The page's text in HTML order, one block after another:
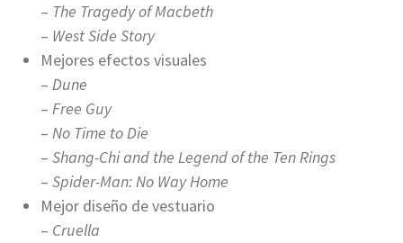
– The Tragedy of Macbeth
– West Side Story
Mejores efectos visuales
– Dune
– Free Guy
– No Time to Die
– Shang-Chi and the Legend of the Ten Rings
– Spider-Man: No Way Home
Mejor diseño de vestuario
– Cruella